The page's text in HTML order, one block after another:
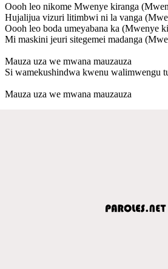
Oooh leo nikome Mwenye kiranga
Hujalijua vizuri litimbwi ni la vanga
Oooh leo boda umeyabana ka (Mwenye
Mi maskini jeuri sitegemei madanga
Mauza uza we mwana mauzauza
Si wamekushindwa kwenu walimwengu
Mauza uza we mwana mauzauza